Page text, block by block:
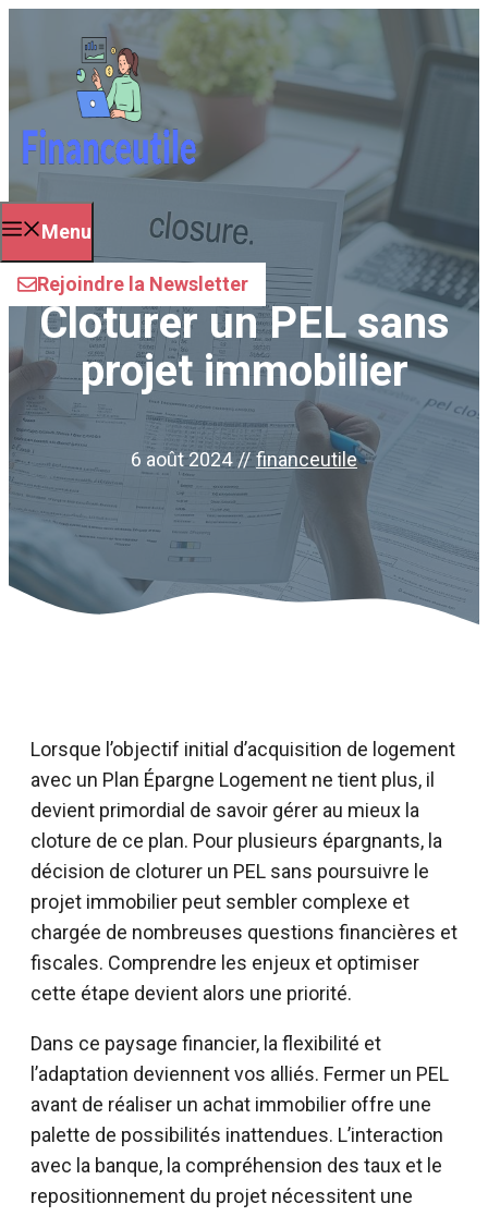
Menu
Rejoindre la Newsletter
Cloturer un PEL sans
projet immobilier
6 août 2024 // financeutile
Lorsque l’objectif initial d’acquisition de logement
avec un Plan Épargne Logement ne tient plus, il
devient primordial de savoir gérer au mieux la
cloture de ce plan. Pour plusieurs épargnants, la
décision de cloturer un PEL sans poursuivre le
projet immobilier peut sembler complexe et
chargée de nombreuses questions financières et
fiscales. Comprendre les enjeux et optimiser
cette étape devient alors une priorité.
Dans ce paysage financier, la flexibilité et
l’adaptation deviennent vos alliés. Fermer un PEL
avant de réaliser un achat immobilier offre une
palette de possibilités inattendues. L’interaction
avec la banque, la compréhension des taux et le
repositionnement du projet nécessitent une